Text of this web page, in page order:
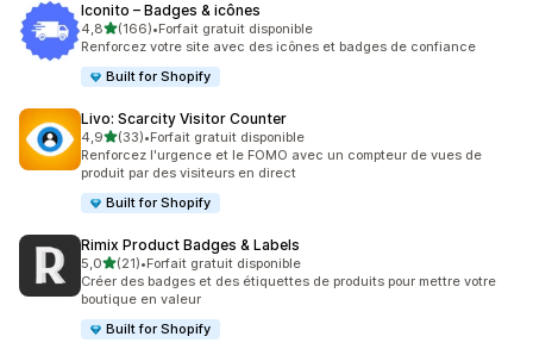
Iconito – Badges & icônes
4,8étoile(s) sur 5
(166)
166 avis au total
•Forfait gratuit disponible
Renforcez votre site avec des icônes et badges de confiance
Built for Shopify
Livo: Scarcity Visitor Counter
4,9étoile(s) sur 5
(33)
33 avis au total
•Forfait gratuit disponible
Renforcez l'urgence et le FOMO avec un compteur de vues de
produit par des visiteurs en direct
Built for Shopify
Rimix Product Badges & Labels
5,0étoile(s) sur 5
(21)
21 avis au total
•Forfait gratuit disponible
Créer des badges et des étiquettes de produits pour mettre votre
boutique en valeur
Built for Shopify